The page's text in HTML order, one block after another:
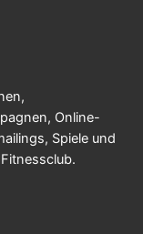
Online-
Spiele und